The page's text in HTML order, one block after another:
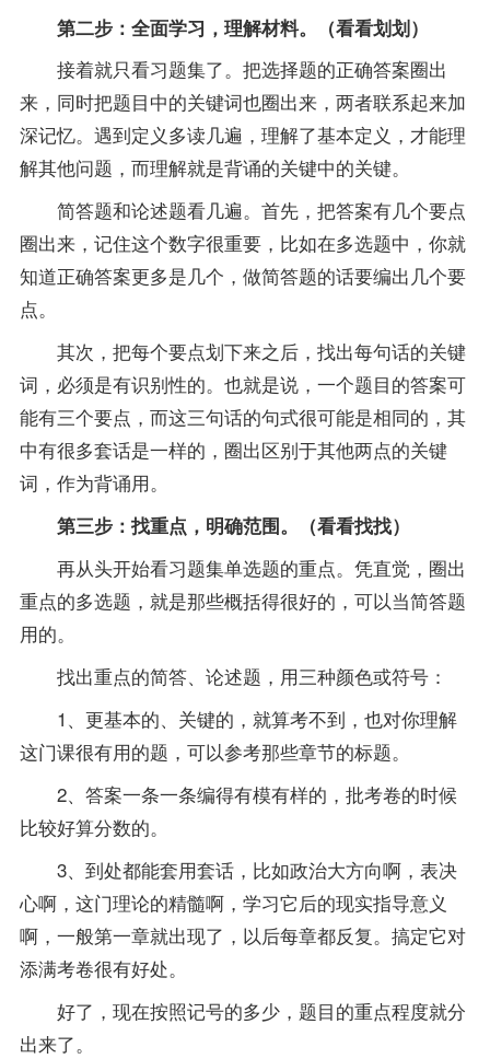
第二步：全面学习，理解材料。（看看划划）
接着就只看习题集了。把选择题的正确答案圈出
来，同时把题目中的关键词也圈出来，两者联系起来加
深记忆。遇到定义多读几遍，理解了基本定义，才能理
解其他问题，而理解就是背诵的关键中的关键。
简答题和论述题看几遍。首先，把答案有几个要点
圈出来，记住这个数字很重要，比如在多选题中，你就
知道正确答案更多是几个，做简答题的话要编出几个要
点。
其次，把每个要点划下来之后，找出每句话的关键
词，必须是有识别性的。也就是说，一个题目的答案可
能有三个要点，而这三句话的句式很可能是相同的，其
中有很多套话是一样的，圈出区别于其他两点的关键
词，作为背诵用。
第三步：找重点，明确范围。（看看找找）
再从头开始看习题集单选题的重点。凭直觉，圈出
重点的多选题，就是那些概括得很好的，可以当简答题
用的。
找出重点的简答、论述题，用三种颜色或符号：
1、更基本的、关键的，就算考不到，也对你理解
这门课很有用的题，可以参考那些章节的标题。
2、答案一条一条编得有模有样的，批考卷的时候
比较好算分数的。
3、到处都能套用套话，比如政治大方向啊，表决
心啊，这门理论的精髓啊，学习它后的现实指导意义
啊，一般第一章就出现了，以后每章都反复。搞定它对
添满考卷很有好处。
好了，现在按照记号的多少，题目的重点程度就分
出来了。